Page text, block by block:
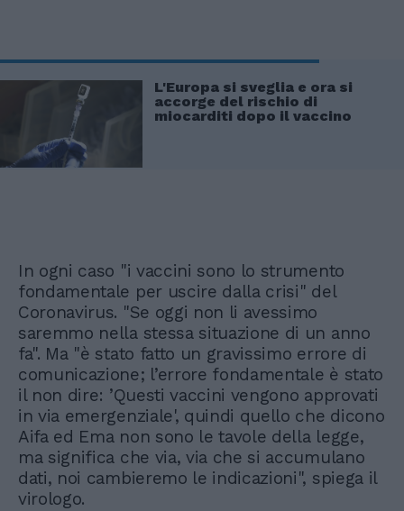
L'Europa si sveglia e ora si
accorge del rischio di
miocarditi dopo il vaccino
In ogni caso "i vaccini sono lo strumento
fondamentale per uscire dalla crisi" del
Coronavirus. "Se oggi non li avessimo
saremmo nella stessa situazione di un anno
fa". Ma "è stato fatto un gravissimo errore di
comunicazione; l’errore fondamentale è stato
il non dire: ’Questi vaccini vengono approvati
in via emergenziale', quindi quello che dicono
Aifa ed Ema non sono le tavole della legge,
ma significa che via, via che si accumulano
dati, noi cambieremo le indicazioni", spiega il
virologo.